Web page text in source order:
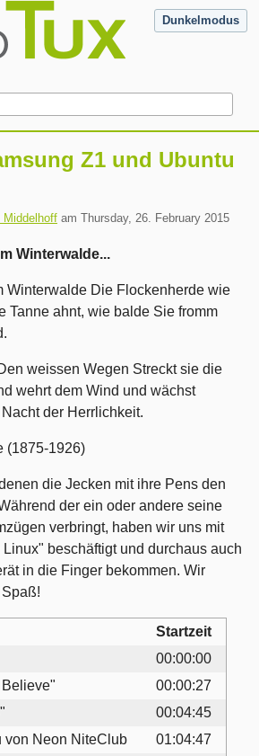
Dunkelmodus
Z1 und Ubuntu
Middelhoff am Thursday, 26. February 2015
Winterwalde...
Winterwalde Die Flockenherde wie
Tanne ahnt, wie balde Sie fromm
weissen Wegen Streckt sie die
wehrt dem Wind und wächst
der Herrlichkeit.
(1875-1926)
die Jecken mit ihre Pens den
der ein oder andere seine
verbringt, haben wir uns mit
beschäftigt und durchaus auch
in die Finger bekommen. Wir
Startzeit
00:00:00
00:00:27
00:04:45
von Neon NiteClub
01:04:47